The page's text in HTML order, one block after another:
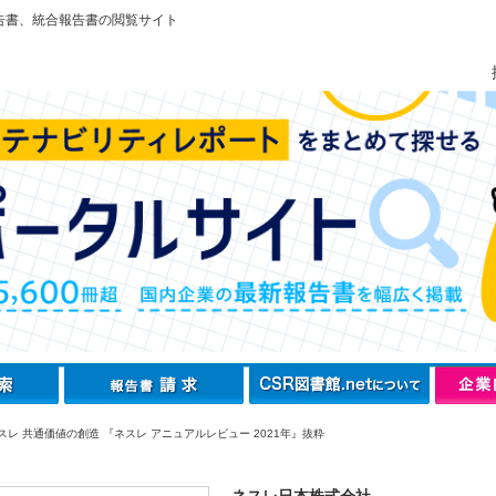
、統合報告書の閲覧サイト
レ 共通価値の創造 『ネスレ アニュアルレビュー 2021年』抜粋